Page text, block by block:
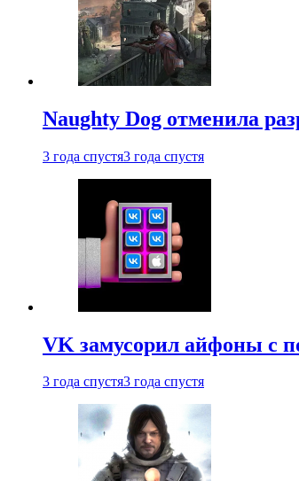
Naughty Dog отменила
3 года спустя3 года спустя
VK замусорил айфоны с
3 года спустя3 года спустя